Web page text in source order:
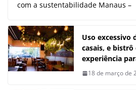
com a sustentabilidade Manaus –
Uso excessivo
casais, e
experiência
18 de março de